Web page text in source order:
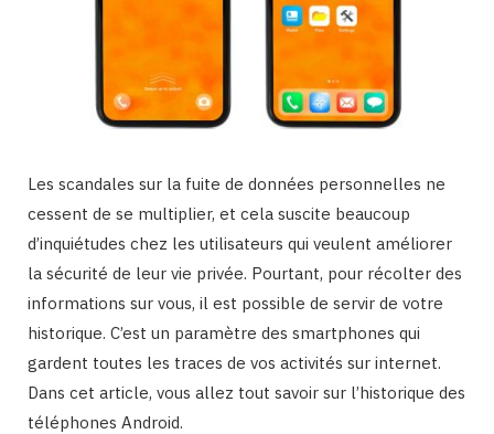
Les scandales sur la fuite de données personnelles ne
cessent de se multiplier, et cela suscite beaucoup
d’inquiétudes chez les utilisateurs qui veulent améliorer
la sécurité de leur vie privée. Pourtant, pour récolter des
informations sur vous, il est possible de servir de votre
historique. C’est un paramètre des smartphones qui
gardent toutes les traces de vos activités sur internet.
Dans cet article, vous allez tout savoir sur l’historique des
téléphones Android.